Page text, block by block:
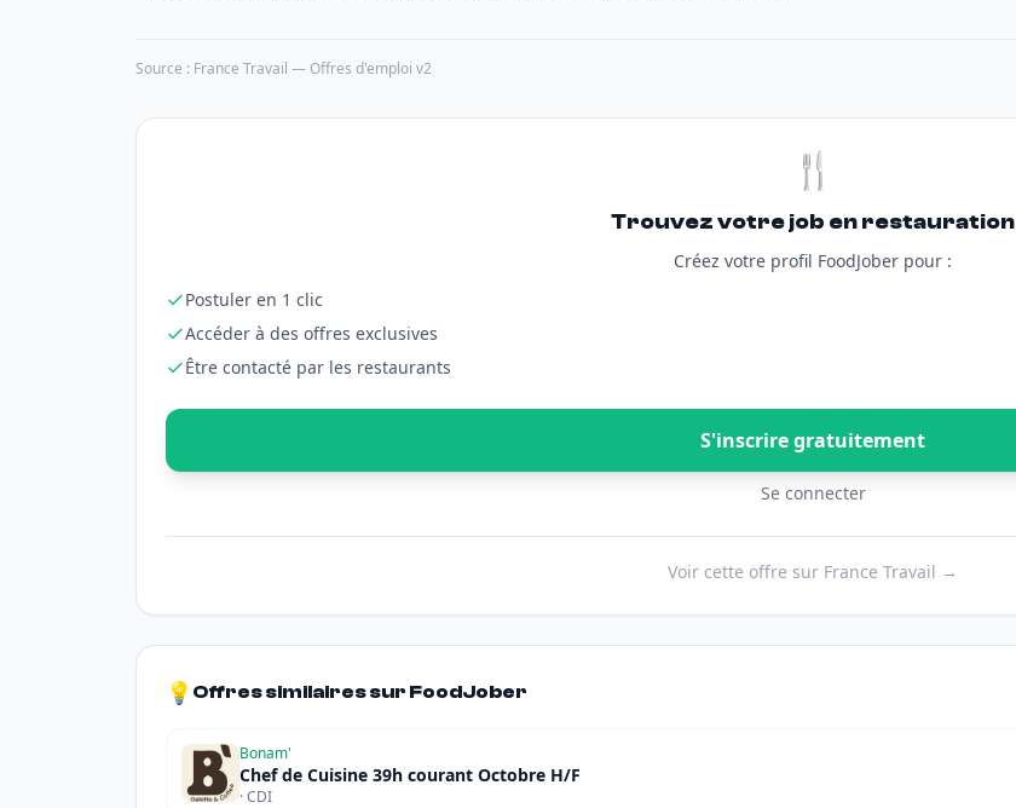
Source : France Travail — Offres d'emploi v2
🍴
Trouvez votre job en restauration
Créez votre profil FoodJober pour :
Postuler en 1 clic
Accéder à des offres exclusives
Être contacté par les restaurants
S'inscrire gratuitement
Se connecter
Voir cette offre sur France Travail →
💡 Offres similaires sur FoodJober
Bonam'
Chef de Cuisine 39h courant Octobre H/F
· CDI